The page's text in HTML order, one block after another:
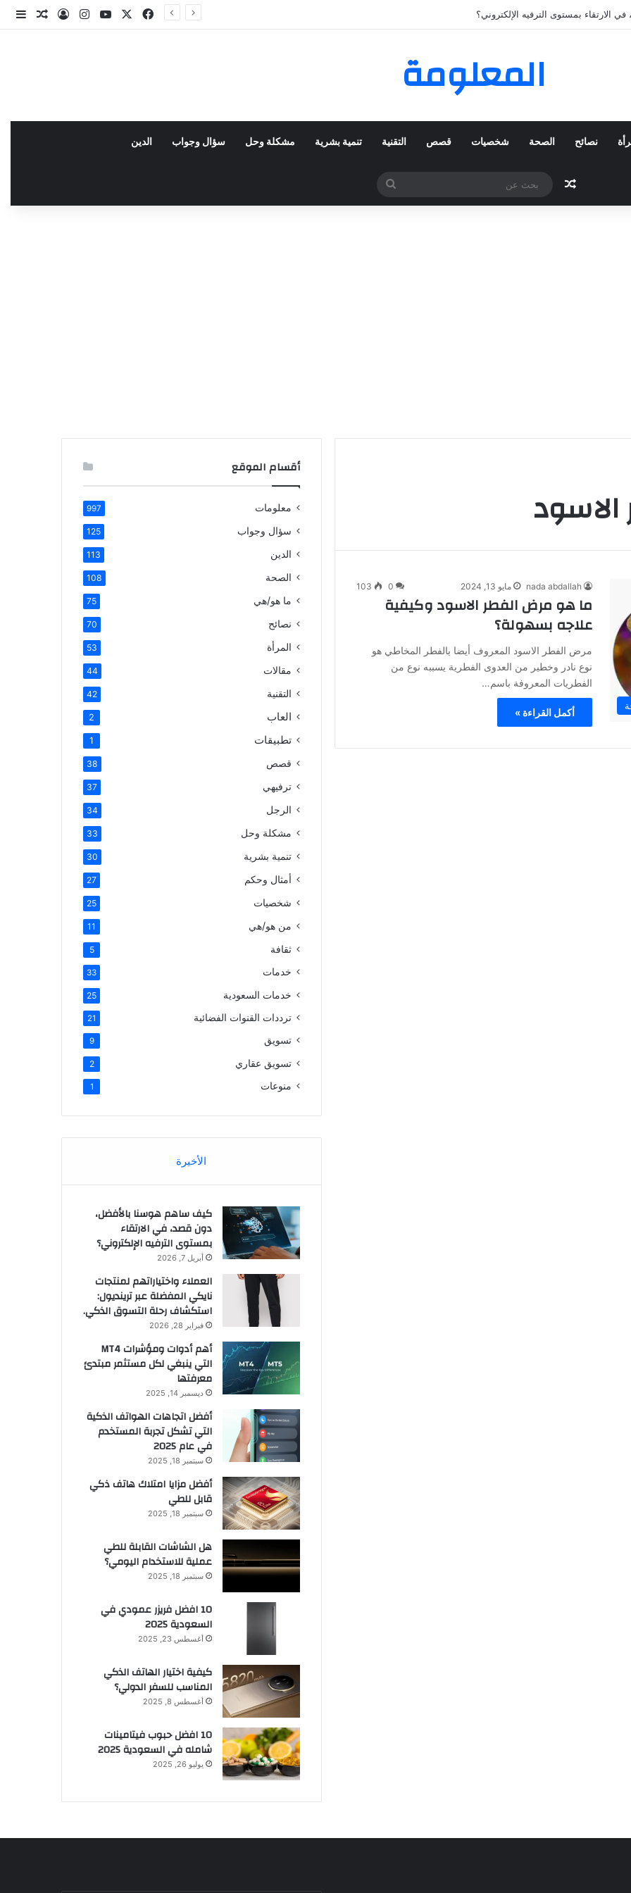
عبر ترينديول: استكشاف رحلة التسوق الذكي. فيسبوك يوتيوبانستقرام
تسجيلمقال
المعلومة
نصائح الصحة شخصيات قصص التقنية تنمية بشرية مشكلة وحل سؤال وجواب الدين
مقال عشوائي
بحث
عن
nada abdallah مايو 13, 2024 0
103
ما هو مرض الفطر الاسود وكيفية
علاجه بسهولة؟
مرض الفطر الاسود المعروف أيضا بالفطر المخاطي هو
نوع نادر وخطير من العدوى الفطرية يسببه نوع من
الفطريات المعروفة باسم…
أكمل القراءة »
أقسام الموقع
معلومات 997
سؤال وجواب 125
الدين 113
الصحة 108
ما هو/هي 75
نصائح 70
المرأة 53
مقالات 44
التقنية 42
العاب 2
تطبيقات 1
قصص 38
ترفيهي 37
الرجل 34
مشكلة وحل 33
تنمية بشرية 30
أمثال وحكم 27
شخصيات 25
من هو/هي 11
ثقافة 5
خدمات 33
خدمات السعودية 25
ترددات القنوات الفضائية 21
تسويق 9
تسويق عقاري 2
منوعات 1
الأخيرة
كيف ساهم هوسنا بالأفضل،
دون قصد، في الارتقاء
بمستوى الترفيه الإلكتروني؟
أبريل 7, 2026
العملاء واختياراتهم لمنتجات
نايكي المفضلة عبر ترينديول:
استكشاف رحلة التسوق الذكي.
فبراير 28, 2026
أهم أدوات ومؤشرات MT4
التي ينبغي لكل مستثمر مبتدئ
معرفتها
ديسمبر 14, 2025
أفضل اتجاهات الهواتف الذكية
التي تشكل تجربة المستخدم
في عام 2025
سبتمبر 18, 2025
أفضل مزايا امتلاك هاتف ذكي
قابل للطي
سبتمبر 18, 2025
هل الشاشات القابلة للطي
عملية للاستخدام اليومي؟
سبتمبر 18, 2025
10 افضل فريزر عمودي​ في
السعودية​ 2025
أغسطس 23, 2025
كيفية اختيار الهاتف الذكي
المناسب للسفر الدولي؟
أغسطس 8, 2025
10 افضل حبوب فيتامينات
شامله​ في السعودية 2025
يوليو 26, 2025